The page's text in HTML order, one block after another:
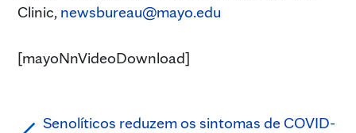
Clinic, newsbureau@mayo.edu
[mayoNnVideoDownload]
Senolíticos reduzem os sintomas de COVID-